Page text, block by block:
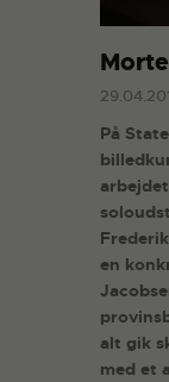
På
en
alt gik
med et